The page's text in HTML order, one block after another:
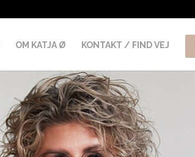
OM KATJA Ø KONTAKT / FIND VEJ